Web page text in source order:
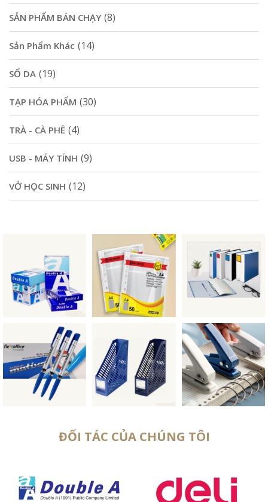
SẢN PHẨM BÁN CHẠY (8)
Sản Phẩm Khác (14)
SỔ DA (19)
TẠP HÓA PHẨM (30)
TRÀ - CÀ PHÊ (4)
USB - MÁY TÍNH (9)
VỞ HỌC SINH (12)
ĐỐI TÁC CỦA CHÚNG TÔI